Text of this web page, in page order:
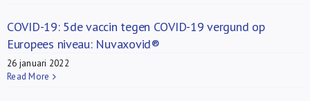
COVID-19: 5de vaccin tegen COVID-19 vergund op
Europees niveau: Nuvaxovid®
26 januari 2022
Read More